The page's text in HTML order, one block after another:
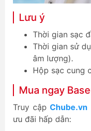
Lưu ý
Thời gian sạc
Thời gian sử
âm lượng).
Hộp sạc cung
Mua ngay
Truy cậpChube.vn
ưu đãi hấp dẫn: